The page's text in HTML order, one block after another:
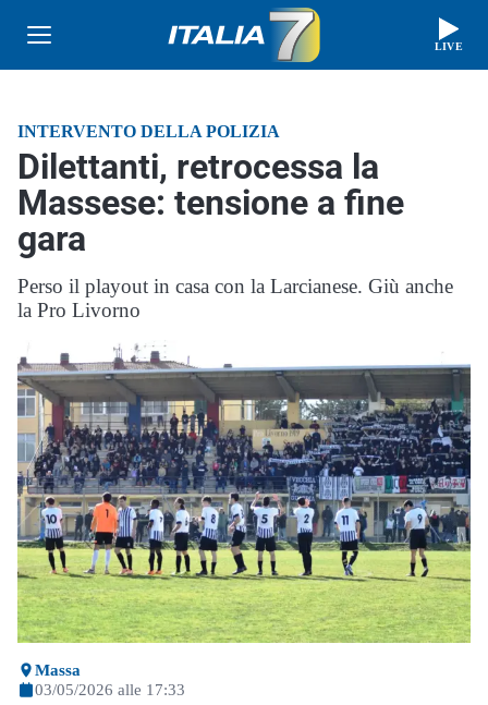
LIVE
INTERVENTO DELLA POLIZIA
Dilettanti, retrocessa la
Massese: tensione a fine
gara
Perso il playout in casa con la Larcianese. Giù anche
la Pro Livorno
Massa
03/05/2026 alle 17:33